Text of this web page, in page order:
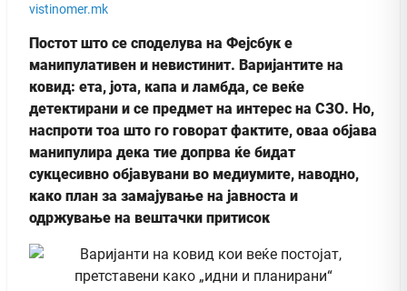
vistinomer.mk
Постот што се споделува на Фејсбук е
мaнипулативен и невистинит. Варијантите на
ковид: ета, јота, капа и ламбда, се веќе
детектирани и се предмет на интерес на СЗО. Но,
наспроти тоа што го говорат фактите, оваа објава
манипулира дека тие допрва ќе бидат
сукцесивно објавувани во медиумите, наводно,
како план за замајување на јавноста и
одржување на вештачки притисок